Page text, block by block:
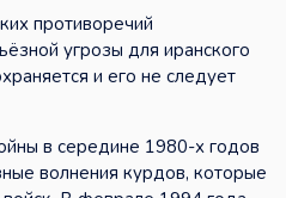
противоречий
угрозы для иранского
и его не следует
в середине 1980-х годов
волнения курдов, которые